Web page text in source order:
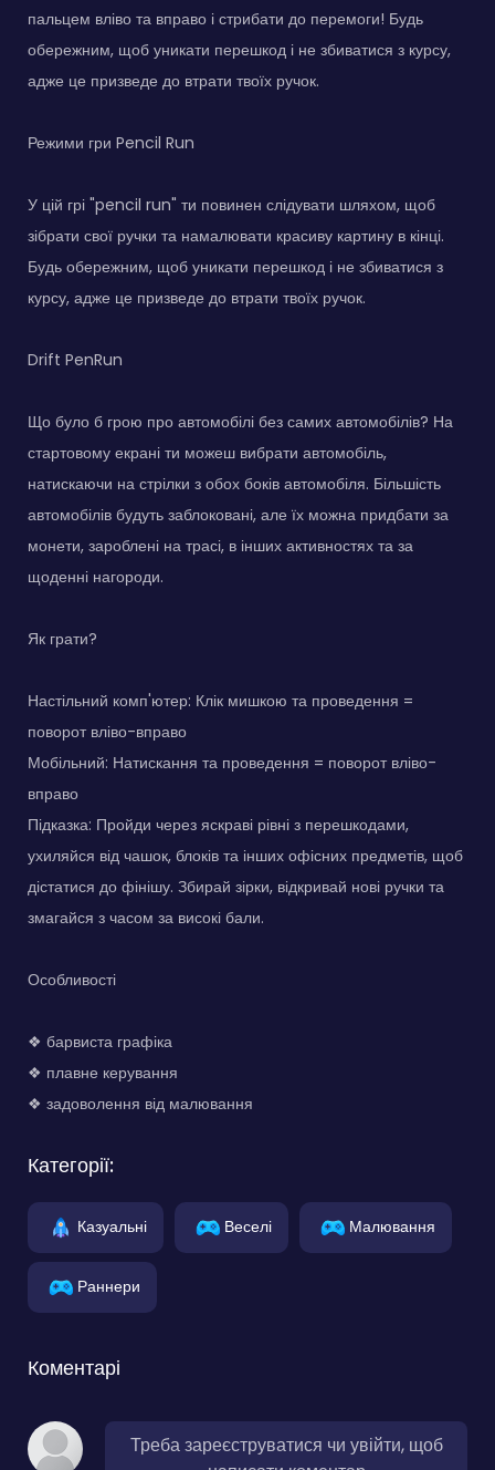
пальцем вліво та вправо і стрибати до перемоги! Будь
обережним, щоб уникати перешкод і не збиватися з курсу,
адже це призведе до втрати твоїх ручок.
Режими гри Pencil Run
У цій грі "pencil run" ти повинен слідувати шляхом, щоб
зібрати свої ручки та намалювати красиву картину в кінці.
Будь обережним, щоб уникати перешкод і не збиватися з
курсу, адже це призведе до втрати твоїх ручок.
Drift PenRun
Що було б грою про автомобілі без самих автомобілів? На
стартовому екрані ти можеш вибрати автомобіль,
натискаючи на стрілки з обох боків автомобіля. Більшість
автомобілів будуть заблоковані, але їх можна придбати за
монети, зароблені на трасі, в інших активностях та за
щоденні нагороди.
Як грати?
Настільний комп'ютер: Клік мишкою та проведення =
поворот вліво-вправо
Мобільний: Натискання та проведення = поворот вліво-
вправо
Підказка: Пройди через яскраві рівні з перешкодами,
ухиляйся від чашок, блоків та інших офісних предметів, щоб
дістатися до фінішу. Збирай зірки, відкривай нові ручки та
змагайся з часом за високі бали.
Особливості
❖ барвиста графіка
❖ плавне керування
❖ задоволення від малювання
Категорії:
Казуальні Веселі Малювання
Раннери
Коментарі
Треба зареєструватися чи увійти, щоб